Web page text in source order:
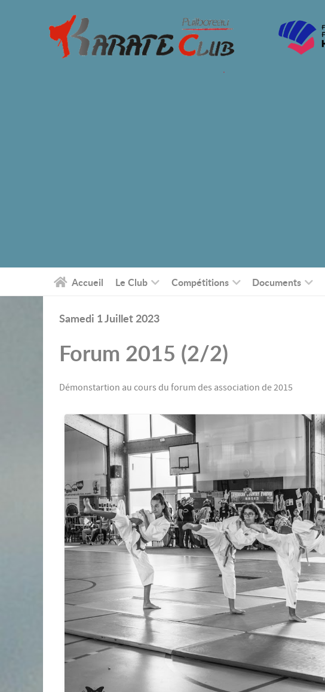
Accueil Le Club Compétitions Documents
Samedi 1 Juillet 2023
Forum 2015 (2/2)
Démonstartion au cours du forum des association de 2015